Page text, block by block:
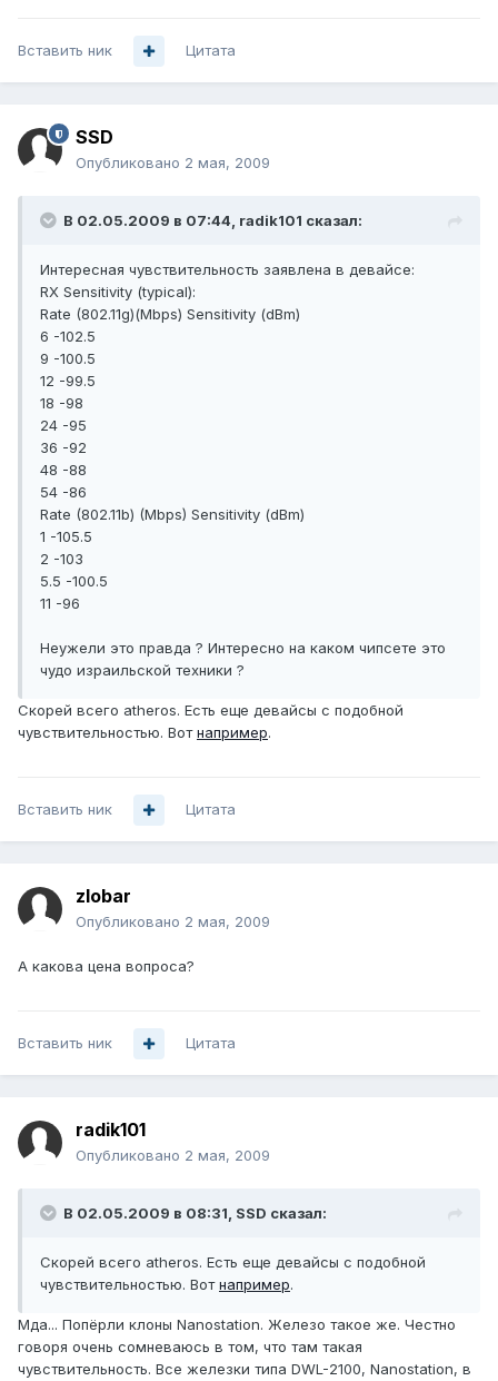
Вставить ник Цитата
SSD
Опубликовано 2 мая, 2009
В 02.05.2009 в 07:44, radik101 сказал:
Интересная чувствительность заявлена в девайсе:
RX Sensitivity (typical):
Rate (802.11g)(Mbps) Sensitivity (dBm)
6 -102.5
9 -100.5
12 -99.5
18 -98
24 -95
36 -92
48 -88
54 -86
Rate (802.11b) (Mbps) Sensitivity (dBm)
1 -105.5
2 -103
5.5 -100.5
11 -96
Неужели это правда ? Интересно на каком чипсете это
чудо израильской техники ?
Скорей всего atheros. Есть еще девайсы с подобной
чувствительностью. Вотнапример.
Вставить ник Цитата
zlobar
Опубликовано 2 мая, 2009
А какова цена вопроса?
Вставить ник Цитата
radik101
Опубликовано 2 мая, 2009
В 02.05.2009 в 08:31, SSD сказал:
Скорей всего atheros. Есть еще девайсы с подобной
чувствительностью. Вотнапример.
Мда... Попёрли клоны Nanostation. Железо такое же. Честно
говоря очень сомневаюсь в том, что там такая
чувствительность. Все железки типа DWL-2100, Nanostation, в